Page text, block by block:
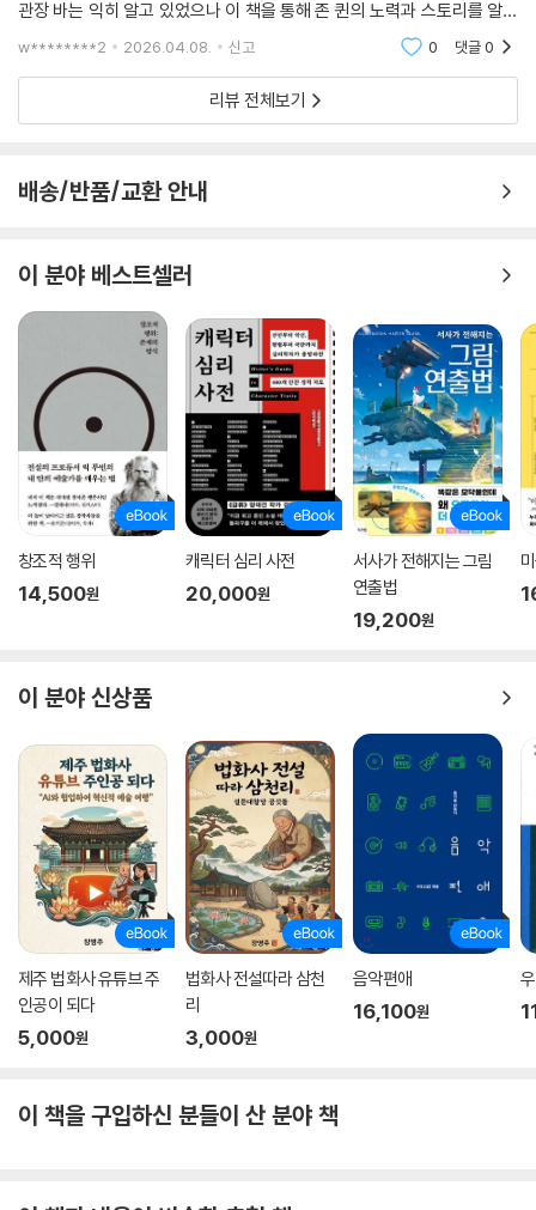
드 바의 이야기를 다룬다. 책을 우리말로 옮긴 역자의 말처럼 단순히 ‘다룬
다’라는 표현으로는 부족할 만큼 작가는 문화사적 변천 과정을 조밀하게
아일랜드계 미국인인 존 퀸은 놀라울 정도로 에너지 넘치고 교양 있는 뉴
예이츠와 T. S. 엘리엇의 시를 미국에 소개하고 “참신한 시인과 예술가를
발굴하고, 실험적인 작가들의 작품 출간을” 도왔으며, “논란이 무성한 연
내곤 했다”. 퀸은 대부분의 미국인이 현대예술을 매우 의심쩍게 여기던 시
데 그가 소개한 예술가와 작품 중에는 루마니아 조각가 콘스탄틴 브란쿠시
의 「포가니 양」, 프랑스 예술가 마르셀 뒤샹과 그의 「계단을 내려오는 누드」
등이 있다. 또한 법정에서 금기를 위반한 소설들을 변호했을 뿐 아니라, 현
대예술에 부과되는 가혹한 수입관세를 없애고자 의회를 상대로 로비활동
을 펼치기도 했다. 최신의 예술은 사회 진보와 별개일 수 없다는 것, 최신의
예술을 대중에게 폭넓게 소개하는 일이 미국 문명을 현대 세계의 선봉에
서게 하리라는 것이 그의 주장이었다. 예술에 대한 열정을 혼자 누리는 데
만족하지 않은 퀸은 오랜 시간 공들여 수집한 자신의 컬렉션을 바탕으로
현대미술에 전념하는 새로운 미술관의 설립을 바랐다. 불행히도 그는 자신
이 그토록 원하던 일을 완수하기 전 1924년에 간암으로 사망했고, 그의 컬
렉션 대부분은 유럽으로 되돌아가 흩어졌다.
기간이나마 세계에서 가장 특별한 한 개인의 예술품 컬렉션을 훑어볼 수
시를 관람한 이들 중에는 20대 중반의 앨프리드 바도 있었다. 그리고 이를
계기로 바의 인생은 완전히 새로운 전환의 길로 접어든다. 퀸의 소장 작품
에서 영감을 받은 바는 미국 최초의 현대미술사학자가 되고자 결심했고 연
구에 매진한다. 물론 그 과정에서 실패에 낙담하고 좌절하기 일쑤였지만,
훨씬 더 특별한 기회, 존 퀸이 이루지 못한 유산의 핵심이라 할 만한 기회가
그를 찾아온다.
“자네, 현대예술에만 오롯이 집중하는 새로운 미술관을 운영해보고 싶지
않은가?”(269쪽)
MoMA, 그 역사의 시작
뉴욕의 세 친구, 릴리 블리스, 메리 퀸 설리번, 그리고 애비 앨드리치 록펠
러는 가장 모험적인 미술관 창설의 원동력이 된 인물들이다. 전설처럼 전
관장 바는 익히 알고 있었으나 이 책을 통해 존 퀸의 노력과 스토리를 알게
되어 기쁩니다.
w********2 2026.04.08. 신고 0 댓글0
리뷰 전체보기
배송/반품/교환 안내
이 분야 베스트셀러
창조적 행위
14,500원
캐릭터 심리 사전
20,000원
서사가 전해지는 그림
연출법
19,200원
이 분야 신상품
제주 법화사 유튜브 주
인공이 되다
5,000원
법화사 전설따라 삼천
리
3,000원
음악편애
16,100원
이 책을 구입하신 분들이 산 분야 책